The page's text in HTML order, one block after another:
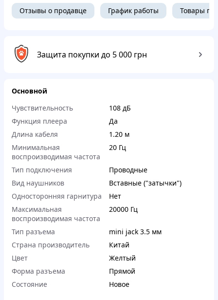
Отзывы о продавце График работы Товары
Защита покупки до 5 000 грн
Основной
Чувствительность
108 дБ
Функция плеера
Да
Длина кабеля
1.20 м
Минимальная
воспроизводимая частота
20 Гц
Тип подключения
Проводные
Вид наушников
Вставные ("затычки")
Односторонняя гарнитура
Нет
Максимальная
воспроизводимая частота
20000 Гц
Тип разъема
mini jack 3.5 мм
Страна производитель
Китай
Цвет
Желтый
Форма разъема
Прямой
Состояние
Новое